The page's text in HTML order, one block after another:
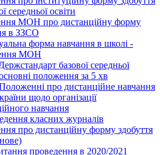
середньої освіти
МОН про дистанційну форму
в ЗЗСО
форма навчання в школі -
МОН
базової середньої
положення за 5 хв
про дистанційне навчання
щодо організації
навчання
класних журналів
про дистанційну форму здобуття
проведення в 2020/2021